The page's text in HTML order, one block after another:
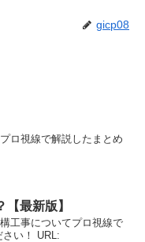
gicp08
ロ視線で解説したまとめ
最新版】
工事についてプロ視線で
さい！ URL: